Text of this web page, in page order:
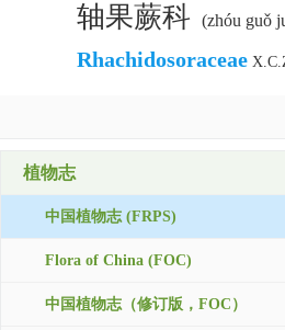
轴果蕨科 (zhóu guǒ
Rhachidosoraceae
植物志
中国植物志 (FRPS)
Flora of China (FOC)
中国植物志（修订版，FOC）